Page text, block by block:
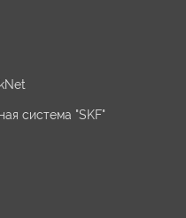
система "SKF"